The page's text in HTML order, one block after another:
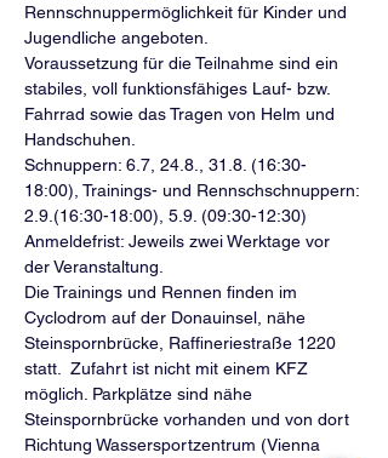
Rennschnuppermöglichkeit für Kinder und
Jugendliche angeboten.
Voraussetzung für die Teilnahme sind ein
stabiles, voll funktionsfähiges Lauf- bzw.
Fahrrad sowie das Tragen von Helm und
Handschuhen.
Schnuppern: 6.7, 24.8., 31.8. (16:30-
18:00), Trainings- und Rennschschnuppern:
2.9.(16:30-18:00), 5.9. (09:30-12:30)
Anmeldefrist: Jeweils zwei Werktage vor
der Veranstaltung.
Die Trainings und Rennen finden im
Cyclodrom auf der Donauinsel, nähe
Steinspornbrücke, Raffineriestraße 1220
statt.  Zufahrt ist nicht mit einem KFZ
möglich. Parkplätze sind nähe
Steinspornbrücke vorhanden und von dort
Richtung Wassersportzentrum (Vienna